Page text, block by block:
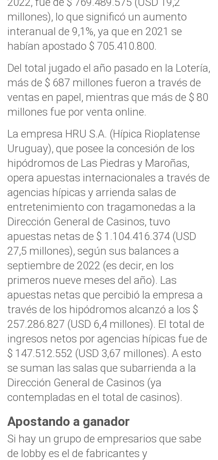
millones), lo que significó un aumento
interanual de 9,1%, ya que en 2021 se
habían apostado $ 705.410.800.
Del total jugado el año pasado en la Lotería,
más de $ 687 millones fueron a través de
ventas en papel, mientras que más de $ 80
millones fue por venta online.
La empresa HRU S.A. (Hípica Rioplatense
Uruguay), que posee la concesión de los
hipódromos de Las Piedras y Maroñas,
opera apuestas internacionales a través de
agencias hípicas y arrienda salas de
entretenimiento con tragamonedas a la
Dirección General de Casinos, tuvo
apuestas netas de $ 1.104.416.374 (USD
27,5 millones), según sus balances a
septiembre de 2022 (es decir, en los
primeros nueve meses del año). Las
apuestas netas que percibió la empresa a
través de los hipódromos alcanzó a los $
257.286.827 (USD 6,4 millones). El total de
ingresos netos por agencias hípicas fue de
$ 147.512.552 (USD 3,67 millones). A esto
se suman las salas que subarrienda a la
Dirección General de Casinos (ya
contempladas en el total de casinos).
Apostando a ganador
Si hay un grupo de empresarios que sabe
de lobby es el de fabricantes y